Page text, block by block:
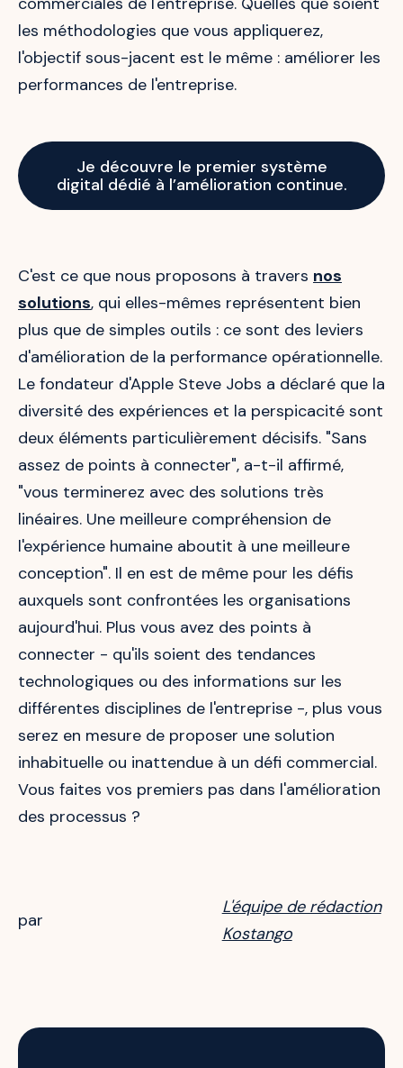
les méthodologies que vous appliquerez,
l'objectif sous-jacent est le même : améliorer les
performances de l'entreprise.
Je découvre le premier système
digital dédié à l’amélioration continue.
C'est ce que nous proposons à travers nos
solutions, qui elles-mêmes représentent bien
plus que de simples outils : ce sont des leviers
d'amélioration de la performance opérationnelle.
Le fondateur d'Apple Steve Jobs a déclaré que la
diversité des expériences et la perspicacité sont
deux éléments particulièrement décisifs. "Sans
assez de points à connecter", a-t-il affirmé,
"vous terminerez avec des solutions très
linéaires. Une meilleure compréhension de
l'expérience humaine aboutit à une meilleure
conception". Il en est de même pour les défis
auxquels sont confrontées les organisations
aujourd'hui. Plus vous avez des points à
connecter - qu'ils soient des tendances
technologiques ou des informations sur les
différentes disciplines de l'entreprise -, plus vous
serez en mesure de proposer une solution
inhabituelle ou inattendue à un défi commercial.
Vous faites vos premiers pas dans l'amélioration
des processus ?
par
L'équipe de rédaction
Kostango